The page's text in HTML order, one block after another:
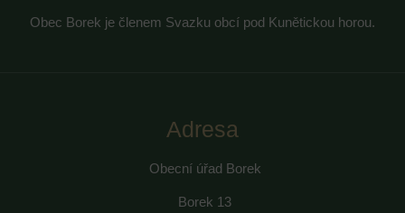
Obec Borek je členem Svazku obcí pod Kunětickou horou.
Adresa
Obecní úřad Borek
Borek 13